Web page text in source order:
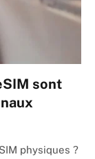
sont
physiques ?